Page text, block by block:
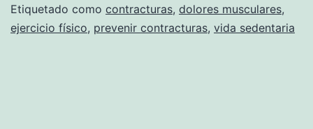
Etiquetado como contracturas, dolores musculares,
ejercicio físico, prevenir contracturas, vida sedentaria